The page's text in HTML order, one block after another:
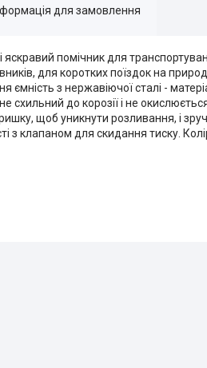
для замовлення
помічник для
для коротких поїздок на
з нержавіючої сталі -
схильний до корозії і не
щоб уникнути розливання, і
клапаном для скидання тиску.